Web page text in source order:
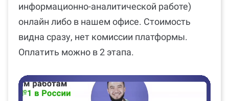
информационно-аналитической работе)
онлайн либо в нашем офисе. Стоимость
видна сразу, нет комиссии платформы.
Оплатить можно в 2 этапа.